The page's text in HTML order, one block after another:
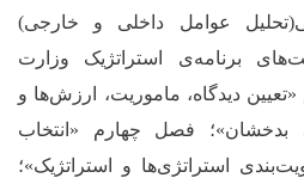
عوامل داخلی و خارجی)
برنامه‌ی استراتژیک وزارت
دیدگاه، ماموریت، ارزش‌ها و
بدخشان»؛ فصل چهارم «انتخاب
استراتژی‌ها و استراتژیک»؛